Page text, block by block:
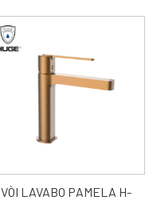
VÒI LAVABO PAMELA H-